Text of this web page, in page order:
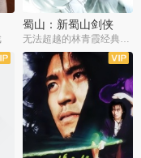
蜀山：新蜀山剑侠
无法超越的林青霞经典角色